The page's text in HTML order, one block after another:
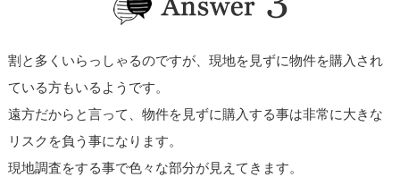
割と多くいらっしゃるのですが、現地を見ずに物件を購入され
ている方もいるようです。
遠方だからと言って、物件を見ずに購入する事は非常に大きな
リスクを負う事になります。
現地調査をする事で色々な部分が見えてきます。